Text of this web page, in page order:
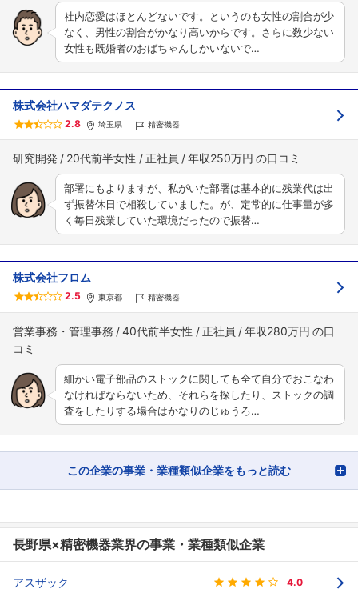
フォローしました
こちらの企業もフォローしませんか？
社内恋愛はほとんどないです。というのも女性の割合が少
なく、男性の割合がかなり高いからです。さらに数少ない
女性も既婚者のおばちゃんしかいないで…
株式会社ハマダテクノス
2.8 埼玉県 精密機器
研究開発 20代前半女性 正社員 年収250万円
部署にもよりますが、私がいた部署は基本的に残業代は出
ず振替休日で相殺していました。が、定常的に仕事量が多
く毎日残業していた環境だったので振替…
株式会社フロム
2.5 東京都 精密機器
営業事務・管理事務 40代前半女性 正社員 年収280万円
細かい電子部品のストックに関しても全て自分でおこなわ
なければならないため、それらを探したり、ストックの調
査をしたりする場合はかなりのじゅうろ…
この企業の事業・業種類似企業をもっと読む
長野県×精密機器業界の事業・業種類似企業
アスザック 4.0